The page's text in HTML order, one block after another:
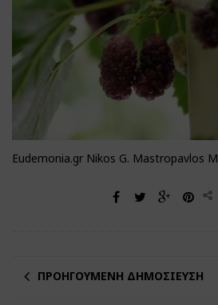
Eudemonia.gr Nikos G. Mastropavlos
ΠΡΟΗΓΟΎΜΕΝΗ ΔΗΜΟΣΊΕΥΣΗ